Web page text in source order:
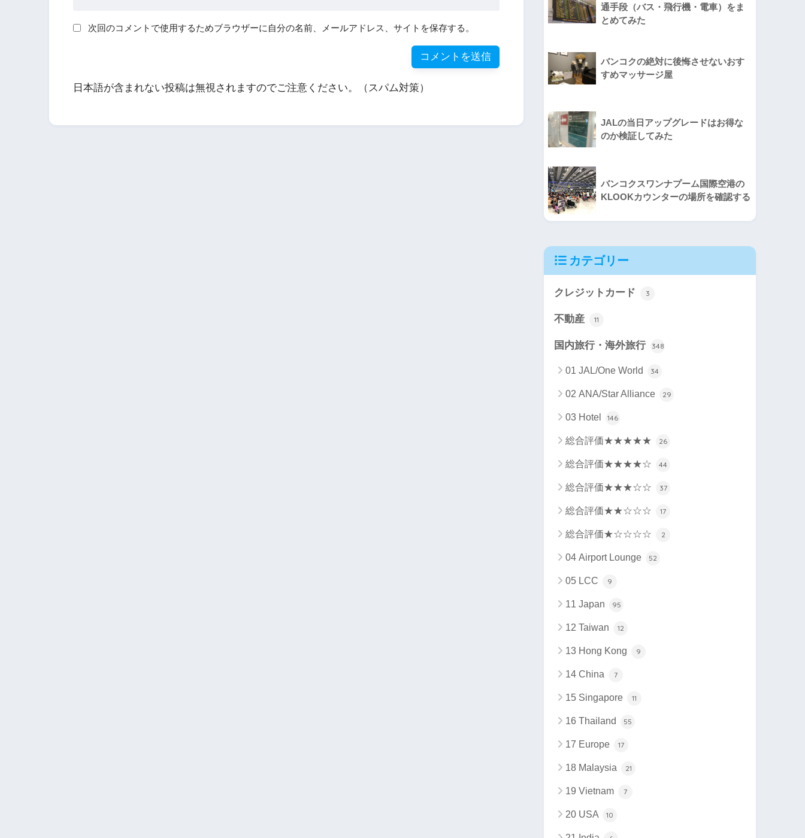
次回のコメントで使用するためブラウザーに自分の名前、メールアドレス、サイトを保存する。
日本語が含まれない投稿は無視されますのでご注意ください。（スパム対策）
通手段（バス・飛行機・電車）をま
とめてみた
バンコクの絶対に後悔させないおす
すめマッサージ屋
JALの当日アップグレードはお得な
のか検証してみた
バンコクスワンナプーム国際空港の
KLOOKカウンターの場所を確認する
カテゴリー
クレジットカード 3
不動産 11
国内旅行・海外旅行 348
01 JAL/One World 34
02 ANA/Star Alliance 29
03 Hotel 146
総合評価★★★★★ 26
総合評価★★★★☆ 44
総合評価★★★☆☆ 37
総合評価★★☆☆☆ 17
総合評価★☆☆☆☆ 2
04 Airport Lounge 52
05 LCC 9
11 Japan 95
12 Taiwan 12
13 Hong Kong 9
14 China 7
15 Singapore 11
16 Thailand 55
17 Europe 17
18 Malaysia 21
19 Vietnam 7
20 USA 10